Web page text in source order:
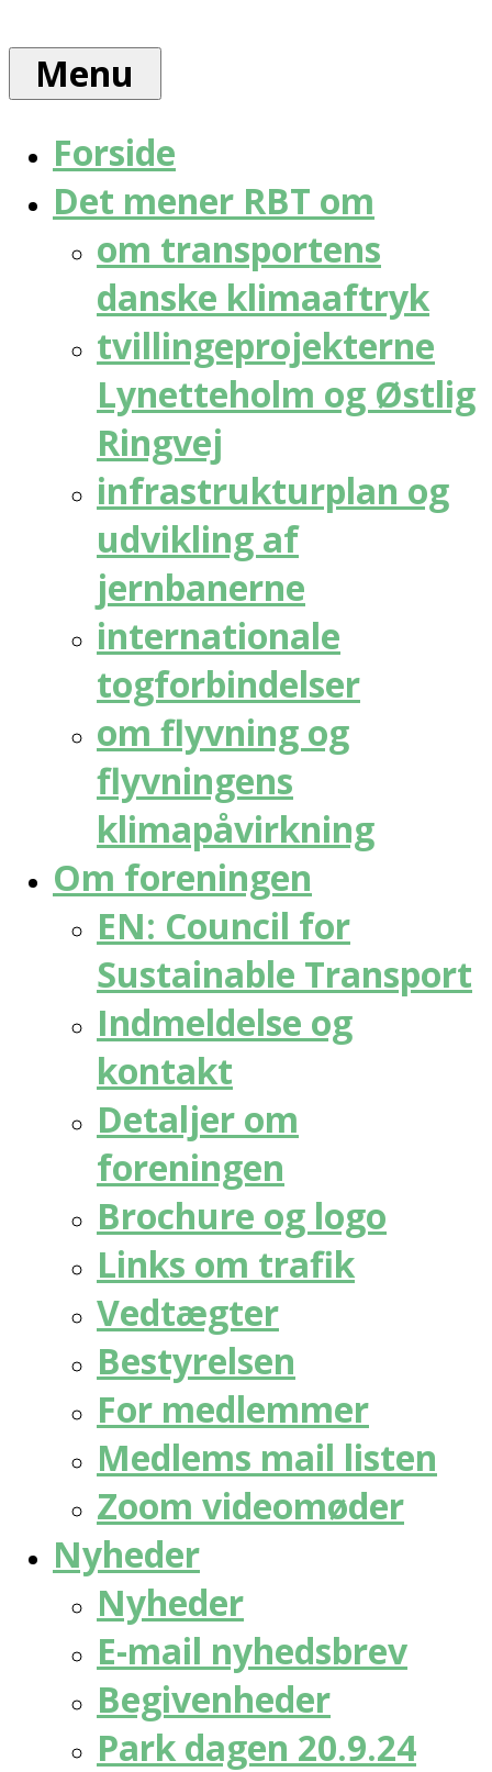
content
for
bæredygtig
trafik
Menu
Forside
Det mener RBT om
om transportens
danske klimaaftryk
tvillingeprojekterne
Lynetteholm og Østlig
Ringvej
infrastrukturplan og
udvikling af
jernbanerne
internationale
togforbindelser
om flyvning og
flyvningens
klimapåvirkning
Om foreningen
EN: Council for
Sustainable Transport
Indmeldelse og
kontakt
Detaljer om
foreningen
Brochure og logo
Links om trafik
Vedtægter
Bestyrelsen
For medlemmer
Medlems mail listen
Zoom videomøder
Nyheder
Nyheder
E-mail nyhedsbrev
Begivenheder
Park dagen 20.9.24